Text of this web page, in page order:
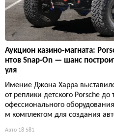
Аукцион казино-магната:
нтов Snap-On — шанс
уля
Имение Джона Харра
от реплики детского Porsche
офессионального
м комплектом для создания
Авто 18 581